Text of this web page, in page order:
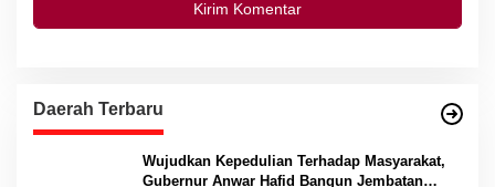
Daerah Terbaru
Wujudkan Kepedulian Terhadap Masyarakat,
Gubernur Anwar Hafid Bangun Jembatan